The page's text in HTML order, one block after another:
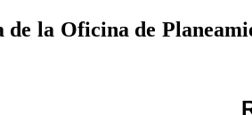
de la Oficina de